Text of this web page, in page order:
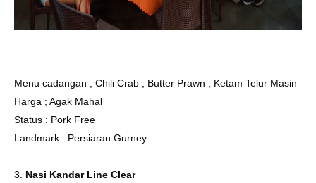
Menu cadangan ; Chili Crab , Butter Prawn , Ketam Telur Masin
Harga ; Agak Mahal
Status : Pork Free
Landmark : Persiaran Gurney
3. Nasi Kandar Line Clear